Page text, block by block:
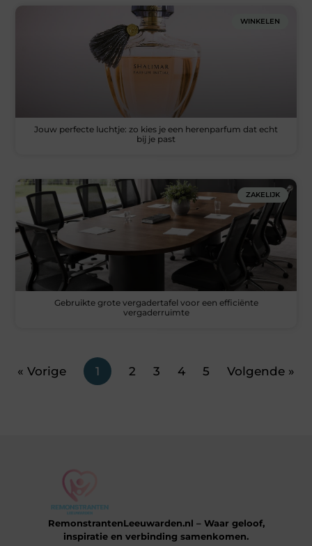
WINKELEN
Jouw perfecte luchtje: zo kies je een herenparfum dat echt
bij je past
ZAKELIJK
Gebruikte grote vergadertafel voor een efficiënte
vergaderruimte
« Vorige 1 2 3 4 5 Volgende »
RemonstrantenLeeuwarden.nl – Waar geloof,
inspiratie en verbinding samenkomen.